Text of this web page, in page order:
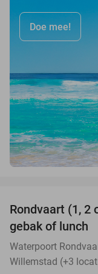
Doe mee!
Rondvaart (1, 2
gebak of lunch
Waterpoort
Willemstad (+3